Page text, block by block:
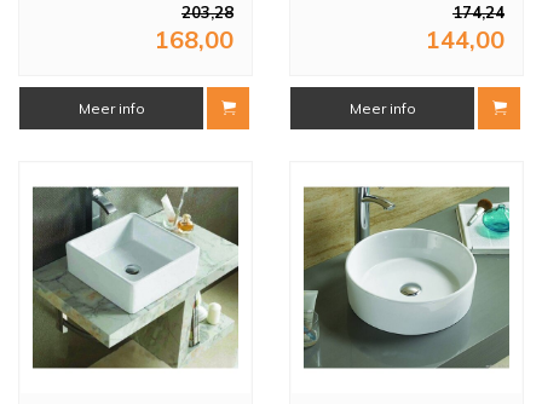
203,28
168,00
Meer info
174,24
144,00
Meer info